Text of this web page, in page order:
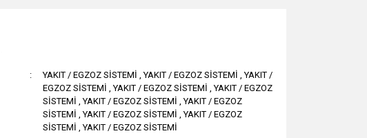
YAKIT / EGZOZ SİSTEMİ ,YAKIT / EGZOZ SİSTEMİ ,YAKIT /
EGZOZ SİSTEMİ ,YAKIT / EGZOZ SİSTEMİ ,YAKIT / EGZOZ
SİSTEMİ ,YAKIT / EGZOZ SİSTEMİ ,YAKIT / EGZOZ
SİSTEMİ ,YAKIT / EGZOZ SİSTEMİ ,YAKIT / EGZOZ
SİSTEMİ ,YAKIT / EGZOZ SİSTEMİ